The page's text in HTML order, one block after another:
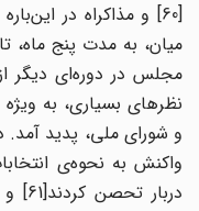
[60] و مذاکراه در
مجلس در دوره‌ای دیگر
و شورای ملی، پدید آمد.
دربار